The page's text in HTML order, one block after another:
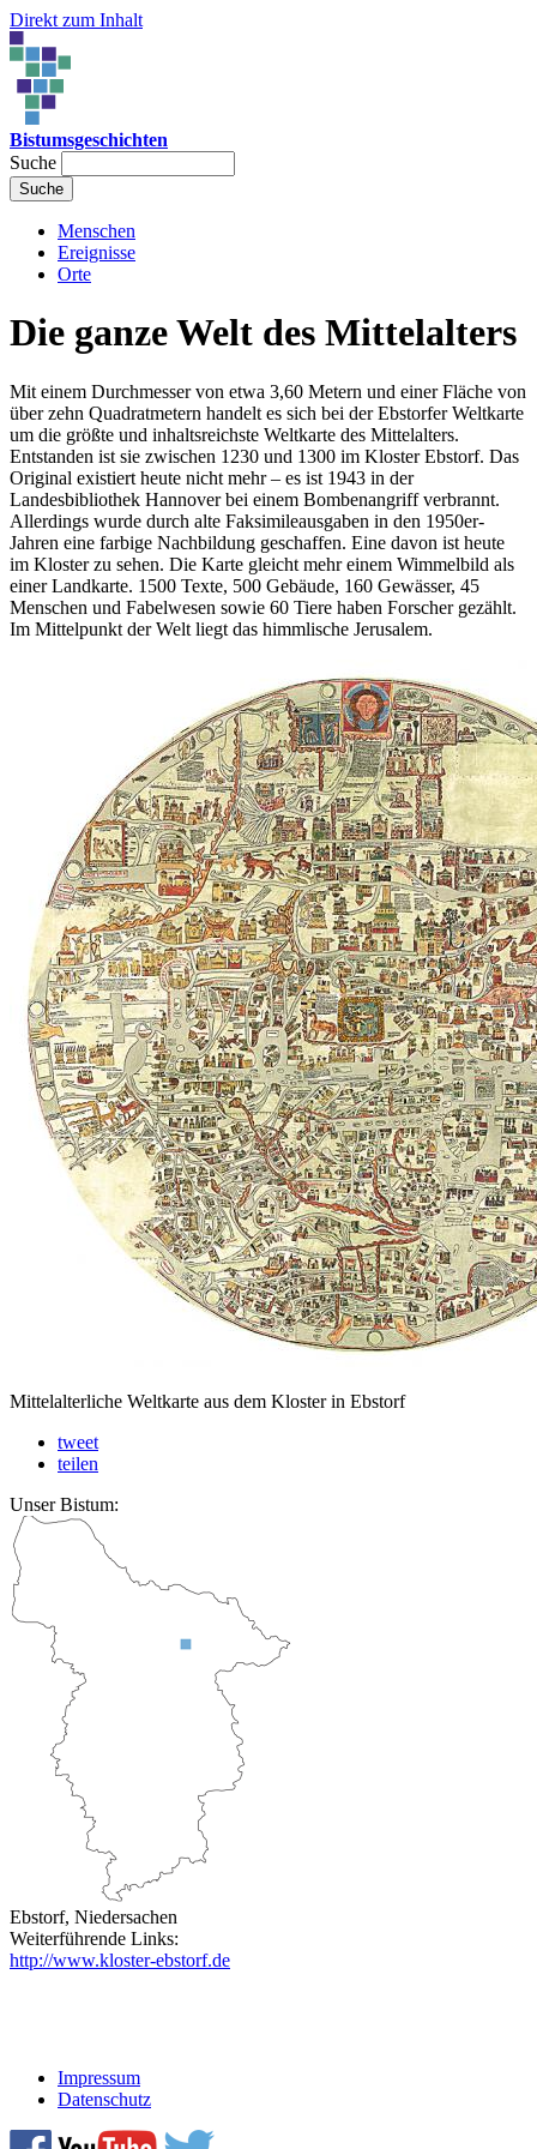
Direkt zum Inhalt
Bistumsgeschichten
Suche
Menschen
Ereignisse
Orte
Die ganze Welt des Mittelalters
Mit einem Durchmesser von etwa 3,60 Metern und einer Fläche von
über zehn Quadratmetern handelt es sich bei der Ebstorfer Weltkarte
um die größte und inhaltsreichste Weltkarte des Mittelalters.
Entstanden ist sie zwischen 1230 und 1300 im Kloster Ebstorf. Das
Original existiert heute nicht mehr – es ist 1943 in der
Landesbibliothek Hannover bei einem Bombenangriff verbrannt.
Allerdings wurde durch alte Faksimileausgaben in den 1950er-
Jahren eine farbige Nachbildung geschaffen. Eine davon ist heute
im Kloster zu sehen. Die Karte gleicht mehr einem Wimmelbild als
einer Landkarte. 1500 Texte, 500 Gebäude, 160 Gewässer, 45
Menschen und Fabelwesen sowie 60 Tiere haben Forscher gezählt.
Im Mittelpunkt der Welt liegt das himmlische Jerusalem.
Mittelalterliche Weltkarte aus dem Kloster in Ebstorf
tweet
teilen
Unser Bistum:
Ebstorf, Niedersachen
Weiterführende Links:
http://www.kloster-ebstorf.de
Impressum
Datenschutz